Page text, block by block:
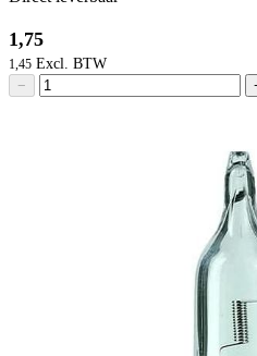
1,75
1,45
−